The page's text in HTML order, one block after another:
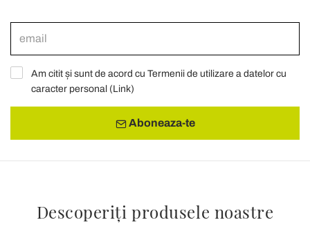
Am citit și sunt de acord cu Termenii de utilizare a datelor cu
caracter personal (Link)
Aboneaza-te
Descoperiți produsele noastre